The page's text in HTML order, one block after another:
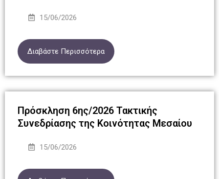
15/06/2026
Διαβάστε Περισσότερα
Πρόσκληση 6ης/2026 Τακτικής
Συνεδρίασης της Κοινότητας Μεσαίου
15/06/2026